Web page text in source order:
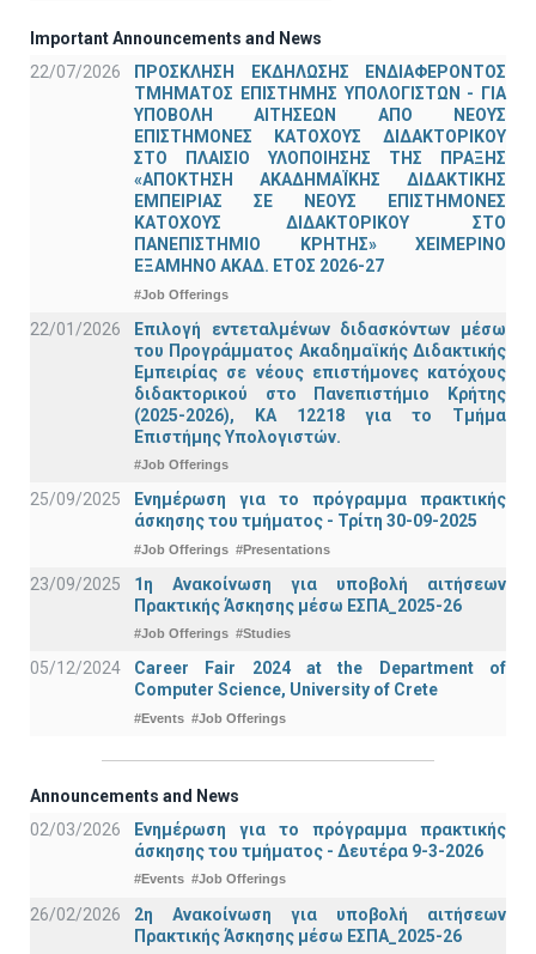
Important Announcements and News
22/07/2026
ΠΡΟΣΚΛΗΣΗ ΕΚΔΗΛΩΣΗΣ ΕΝΔΙΑΦΕΡΟΝΤΟΣ
ΤΜΗΜΑΤΟΣ ΕΠΙΣΤΗΜΗΣ ΥΠΟΛΟΓΙΣΤΩΝ - ΓΙΑ
ΥΠΟΒΟΛΗ ΑΙΤΗΣΕΩΝ ΑΠΟ ΝΕΟΥΣ
ΕΠΙΣΤΗΜΟΝΕΣ ΚΑΤΟΧΟΥΣ ΔΙΔΑΚΤΟΡΙΚΟΥ
ΣΤΟ ΠΛΑΙΣΙΟ ΥΛΟΠΟΙΗΣΗΣ ΤΗΣ ΠΡΑΞΗΣ
«ΑΠΟΚΤΗΣΗ ΑΚΑΔΗΜΑΪΚΗΣ ΔΙΔΑΚΤΙΚΗΣ
ΕΜΠΕΙΡΙΑΣ ΣΕ ΝΕΟΥΣ ΕΠΙΣΤΗΜΟΝΕΣ
ΚΑΤΟΧΟΥΣ ΔΙΔΑΚΤΟΡΙΚΟΥ ΣΤΟ
ΠΑΝΕΠΙΣΤΗΜΙΟ ΚΡΗΤΗΣ» ΧΕΙΜΕΡΙΝΟ
ΕΞΑΜΗΝΟ ΑΚΑΔ. ΕΤΟΣ 2026-27
#Job Offerings
22/01/2026
Επιλογή εντεταλμένων διδασκόντων μέσω
του Προγράμματος Ακαδημαϊκής Διδακτικής
Εμπειρίας σε νέους επιστήμονες κατόχους
διδακτορικού στο Πανεπιστήμιο Κρήτης
(2025-2026), ΚΑ 12218 για το Τμήμα
Επιστήμης Υπολογιστών.
#Job Offerings
25/09/2025
Ενημέρωση για το πρόγραμμα πρακτικής
άσκησης του τμήματος - Τρίτη 30-09-2025
#Job Offerings #Presentations
23/09/2025
1η Ανακοίνωση για υποβολή αιτήσεων
Πρακτικής Άσκησης μέσω ΕΣΠΑ_2025-26
#Job Offerings #Studies
05/12/2024
Career Fair 2024 at the Department of
Computer Science, University of Crete
#Events #Job Offerings
Announcements and News
02/03/2026
Ενημέρωση για το πρόγραμμα πρακτικής
άσκησης του τμήματος - Δευτέρα 9-3-2026
#Events #Job Offerings
26/02/2026
2η Ανακοίνωση για υποβολή αιτήσεων
Πρακτικής Άσκησης μέσω ΕΣΠΑ_2025-26